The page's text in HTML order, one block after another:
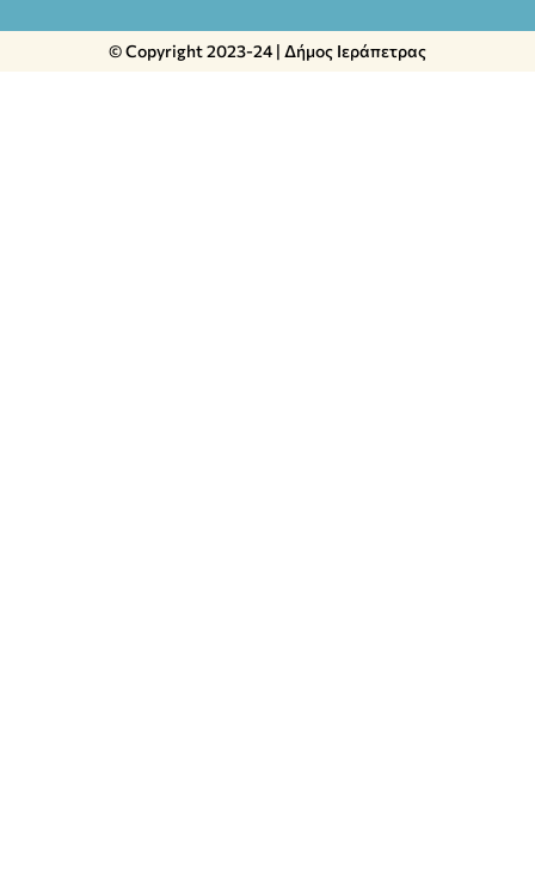
© Copyright 2023-24 | Δήμος Ιεράπετρας